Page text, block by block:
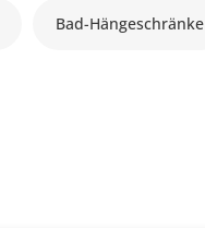
Bad-Hängeschränke